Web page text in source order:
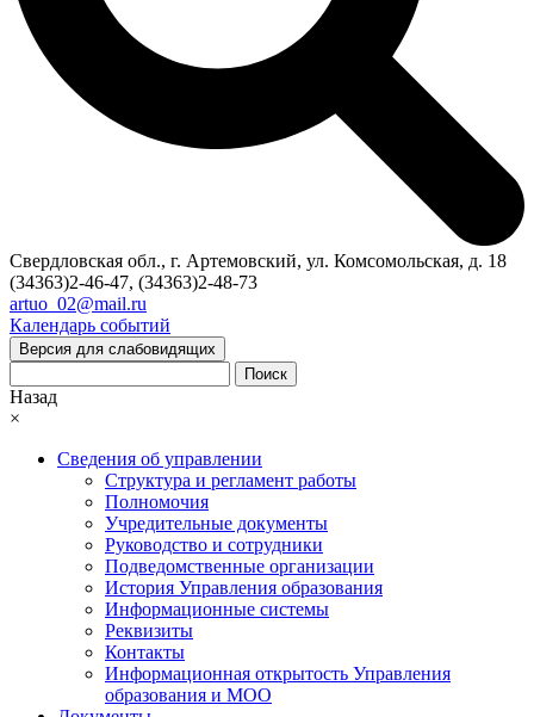
Свердловская обл., г. Артемовский, ул. Комсомольская, д. 18
(34363)2-46-47, (34363)2-48-73
artuo_02@mail.ru
Календарь событий
Версия для слабовидящих
Поиск
Назад
×
Сведения об управлении
Структура и регламент работы
Полномочия
Учредительные документы
Руководство и сотрудники
Подведомственные организации
История Управления образования
Информационные системы
Реквизиты
Контакты
Информационная открытость Управления
образования и МОО